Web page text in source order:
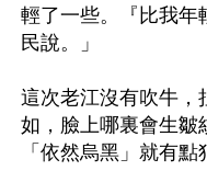
輕了一些。『比我年
民說。」
這次老江沒有吹牛，
如，臉上哪裏會生皺
「依然烏黑」就有點